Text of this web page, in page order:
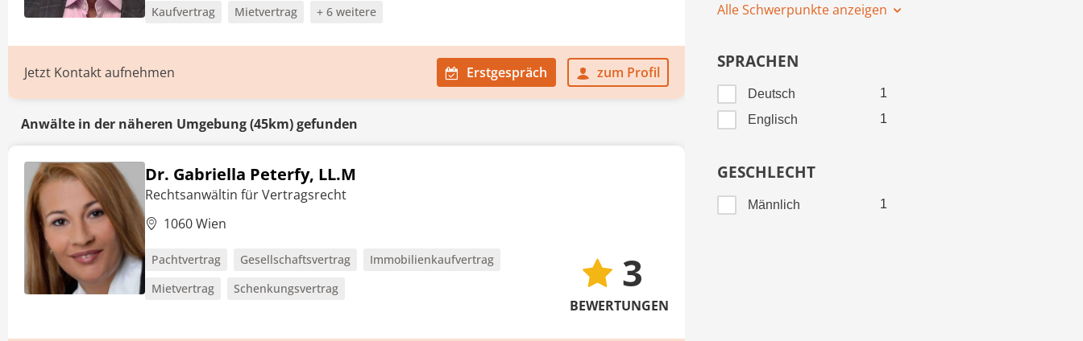
Kaufvertrag
Mietvertrag + 6 weitere
Jetzt Kontakt aufnehmen Erstgespräch zum Profil
Anwälte in der näheren Umgebung (45km) gefunden
Dr. Gabriella Peterfy, LL.M
Rechtsanwältin für Vertragsrecht
1060 Wien
Pachtvertrag Gesellschaftsvertrag
Immobilienkaufvertrag
Mietvertrag
Schenkungsvertrag 3
BEWERTUNGEN
Alle Schwerpunkte anzeigen
SPRACHEN
Deutsch
1
Englisch
1
GESCHLECHT
Männlich 1